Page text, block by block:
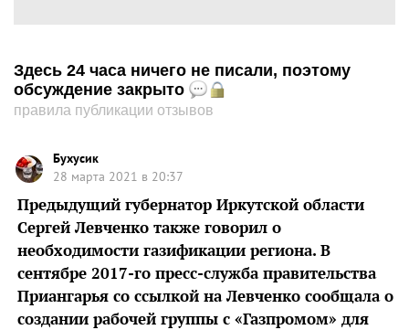
Здесь 24 часа ничего не писали, поэтому
обсуждение закрыто
правила публикации отзывов
Бухусик
28 марта 2021 в 20:37
Предыдущий губернатор Иркутской области
Сергей Левченко также говорил о
необходимости газификации региона. В
сентябре 2017-го пресс-служба правительства
Приангарья со ссылкой на Левченко сообщала о
создании рабочей группы с «Газпромом» для